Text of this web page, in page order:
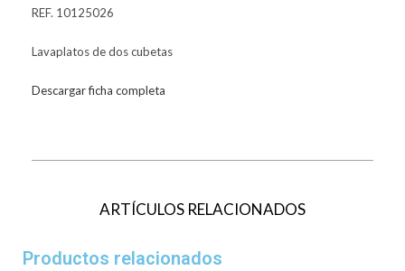
REF. 10125026
Lavaplatos de dos cubetas
Descargar ficha completa
ARTÍCULOS RELACIONADOS
Productos relacionados